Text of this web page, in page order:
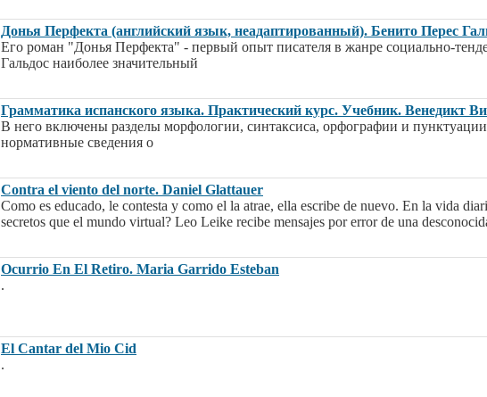
Донья Перфекта (английский язык, неадаптированный). Бенито Перес
Его роман "Донья Перфекта" - первый опыт писателя в жанре социально-
Гальдос наиболее значительный
Грамматика испанского языка. Практический курс. Учебник. Венедикт
В него включены разделы морфологии, синтаксиса, орфографии и
нормативные сведения о
Contra el viento del norte. Daniel Glattauer
Como es educado, le contesta y como el la atrae, ella escribe de nuevo. En la vida
secretos que el mundo virtual? Leo Leike recibe mensajes por error de una
Ocurrio En El Retiro. Maria Garrido Esteban
.
El Cantar del Mio Cid
.